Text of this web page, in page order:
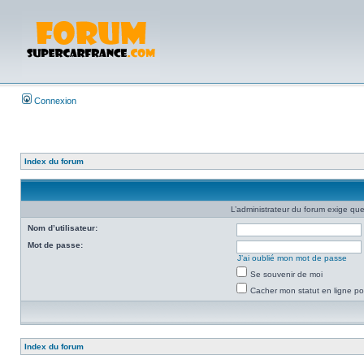
Connexion
Index du forum
L’administrateur du forum exige
Nom d’utilisateur:
Mot de passe:
J’ai oublié mon mot de passe
Se souvenir de moi
Cacher mon statut en ligne
Index du forum